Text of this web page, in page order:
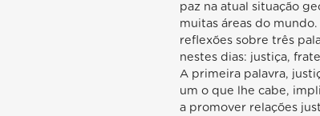
paz na atual situação
muitas áreas do
reflexões sobre três
nestes dias: justiça,
A primeira palavra,
um o que lhe cabe,
a promover relações